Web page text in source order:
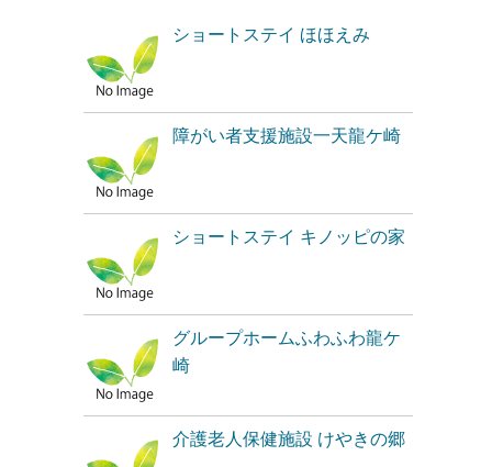
ショートステイ ほほえみ
障がい者支援施設一天龍ケ崎
ショートステイ キノッピの家
グループホームふわふわ龍ケ
崎
介護老人保健施設 けやきの郷